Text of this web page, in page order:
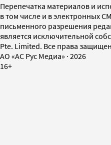
Перепечатка материалов и
в том числе и в электронных
письменного разрешения
является исключительной
Pte. Limited. Все права
AO «АС Рус Медиа» · 2026
16+